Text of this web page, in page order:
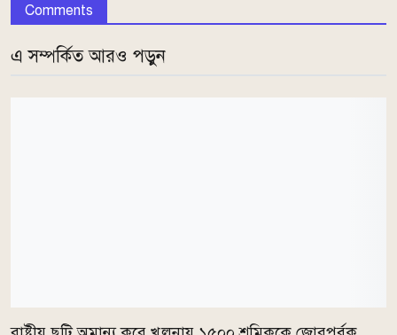
Comments
এ সম্পর্কিত আরও পড়ুন